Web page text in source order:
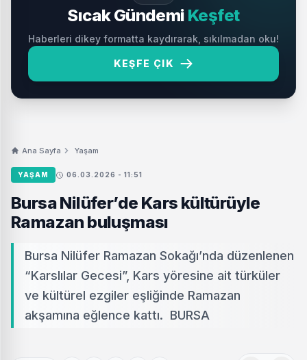
Sıcak Gündemi Keşfet
Haberleri dikey formatta kaydırarak, sıkılmadan oku!
KEŞFE ÇIK
Ana Sayfa Yaşam
YAŞAM 06.03.2026 - 11:51
Bursa Nilüfer’de Kars kültürüyle
Ramazan buluşması
Bursa Nilüfer Ramazan Sokağı’nda düzenlenen
“Karslılar Gecesi”, Kars yöresine ait türküler
ve kültürel ezgiler eşliğinde Ramazan
akşamına eğlence kattı. BURSA